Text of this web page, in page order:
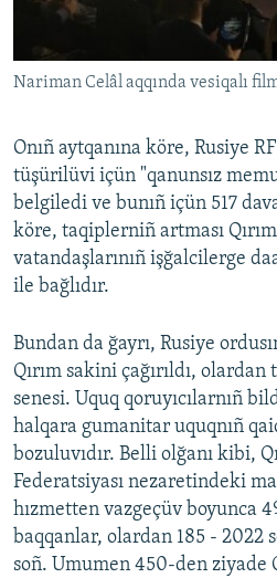
Nariman Celâl aqqında vesiqalı
Onıñ aytqanına köre, Rusiye
tüşürilüvi içün "qanunsız
belgiledi ve bunıñ içün 517
köre, taqiplerniñ artması
vatandaşlarınıñ işğalcilerge
ile bağlıdır.
Bundan da ğayrı, Rusiye
Qırım sakini çağırıldı,
senesi. Uquq qoruyıcılarnıñ
halqara gumanitar uquqnıñ
bozuluvıdır. Belli olğanı kibi,
Federatsiyası nezaretindeki
hızmetten vazgeçüv boyunca
baqqanlar, olardan 185 - 2022
soñ. Umumen 450-den ziyade